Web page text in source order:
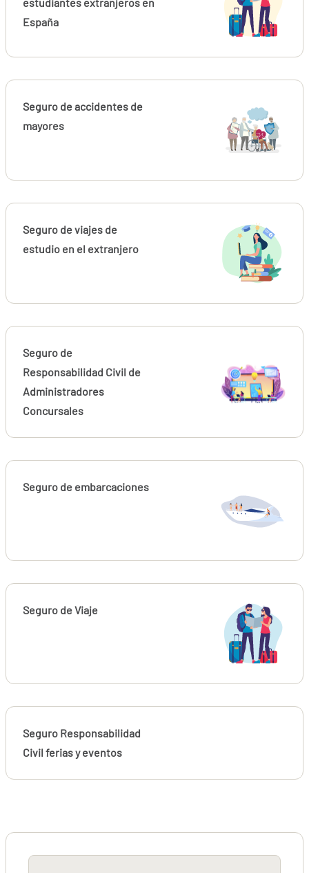
España
Seguro de accidentes de
mayores
Seguro de viajes de
estudio en el extranjero
Seguro de
Responsabilidad Civil de
Administradores
Concursales
Seguro de embarcaciones
Seguro de Viaje
Seguro Responsabilidad
Civil ferias y eventos